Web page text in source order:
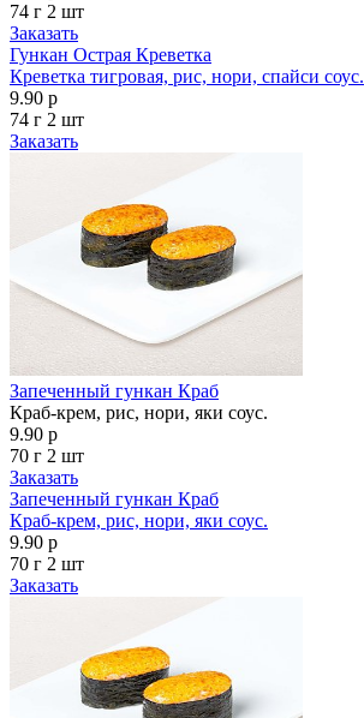
74 г 2 шт
Заказать
Гункан Острая Креветка
Креветка тигровая, рис, нори, спайси соус.
9.90 р
74 г 2 шт
Заказать
Запеченный гункан Краб
Краб-крем, рис, нори, яки соус.
9.90 р
70 г 2 шт
Заказать
Запеченный гункан Краб
Краб-крем, рис, нори, яки соус.
9.90 р
70 г 2 шт
Заказать